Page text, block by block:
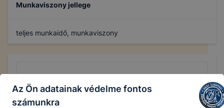
Munkaviszony jellege
teljes munkaidő, munkaviszony
Igazgató (intézményvezető)
Hódmezővásárhelyi SZC Szentesi Zsoldos
Az Ön adatainak védelme fontos
számunkra